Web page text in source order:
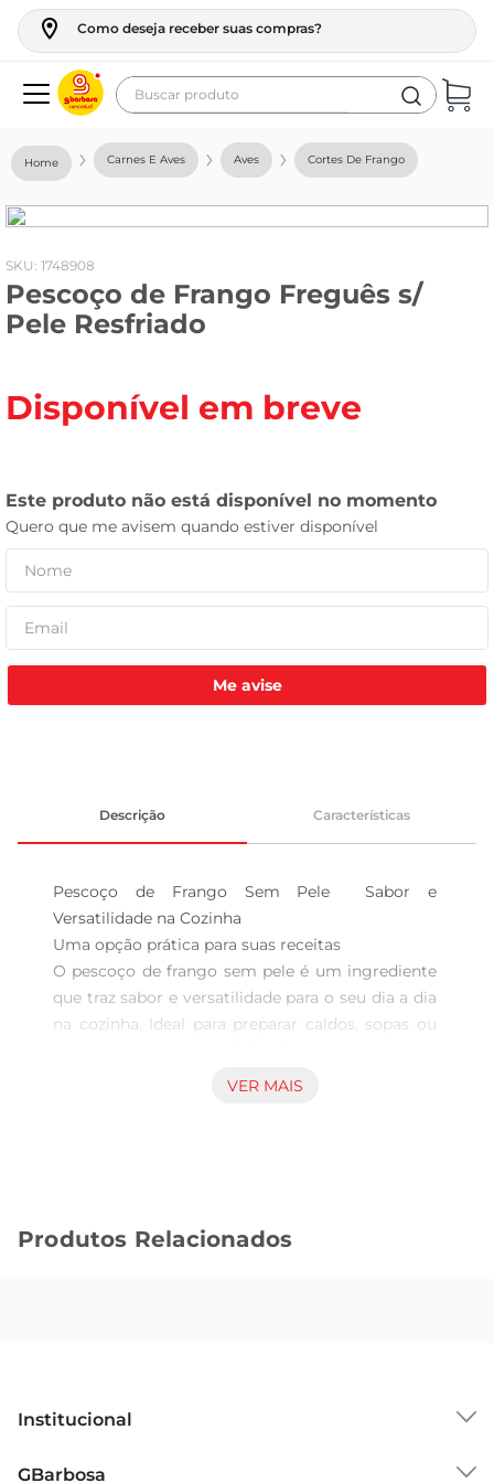
Como deseja receber suas compras?
Buscar produto
Carnes E Aves Aves Cortes De Frango
: 1748908
Pescoço de Frango Freguês s/
Pele Resfriado
Disponível em breve
Me avise
Descrição Características
Pescoço de Frango Sem Pele  Sabor e
Versatilidade na Cozinha
Uma opção prática para suas receitas
O pescoço de frango sem pele é um ingrediente
que traz sabor e versatilidade para o seu dia a dia
na cozinha. Ideal para preparar caldos, sopas ou
elaborados, ele se destaca pela facilidade de
Qualidade e frescor garantidos
ele se torna uma opção perfeita para quem gosta
Sugestões de preparo
VER MAIS
Produtos Relacionados
Institucional
GBarbosa
geladeira
fogao
café
cerveja
vinho
leite pó